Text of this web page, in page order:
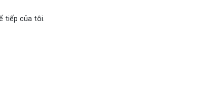
tiếp của tôi.